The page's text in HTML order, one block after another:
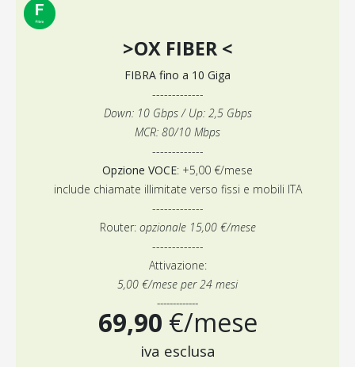
>OX FIBER <
FIBRA fino a 10 Giga
-------------
Down: 10 Gbps / Up: 2,5 Gbps
MCR: 80/10 Mbps
-------------
Opzione VOCE: +5,00 €/mese
include chiamate illimitate verso fissi e mobili ITA
-------------
Router: opzionale 15,00 €/mese
-------------
Attivazione:
5,00 €/mese per 24 mesi
-------------
69,90 €/mese
iva esclusa